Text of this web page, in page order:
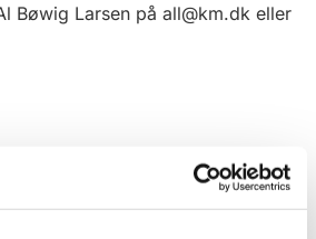
Bøwig Larsen på all@km.dk eller